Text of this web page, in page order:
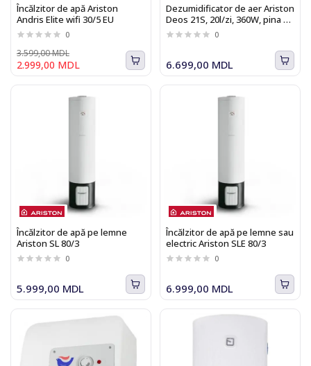
Încălzitor de apă Ariston
Andris Elite wifi 30/5 EU
0
2.999,00 MDL
3.599,00 MDL
Dezumidificator de aer Ariston
Deos 21S, 20l/zi, 360W, pina 50
m²
0
6.699,00 MDL
Încălzitor de apă pe lemne
Ariston SL 80/3
0
5.999,00 MDL
Încălzitor de apă pe lemne sau
electric Ariston SLE 80/3
0
6.999,00 MDL